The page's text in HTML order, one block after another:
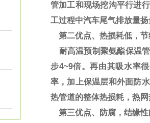
管加工和现场挖沟平行进
工过程中汽车尾气排放量
第二优点、热损耗低，节
耐高温预制聚氨酯保温
步4~9倍。再由其吸水率
率，加上保温层和外面防
热管道的整体热损耗，热
第三优点、防腐，结缘性